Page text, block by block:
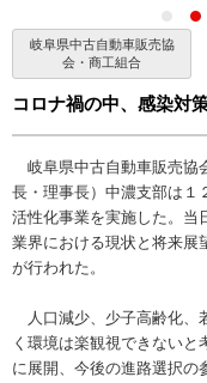
岐阜県中古自動車販売協
会・商工組合
コロナ禍の中、感染対
岐阜県中古自動車販売協
長・理事長）中濃支部は１
活性化事業を実施した。当
業界における現状と将来展
が行われた。
人口減少、少子高齢化、
く環境は楽観視できない
に展開、今後の進路選択の